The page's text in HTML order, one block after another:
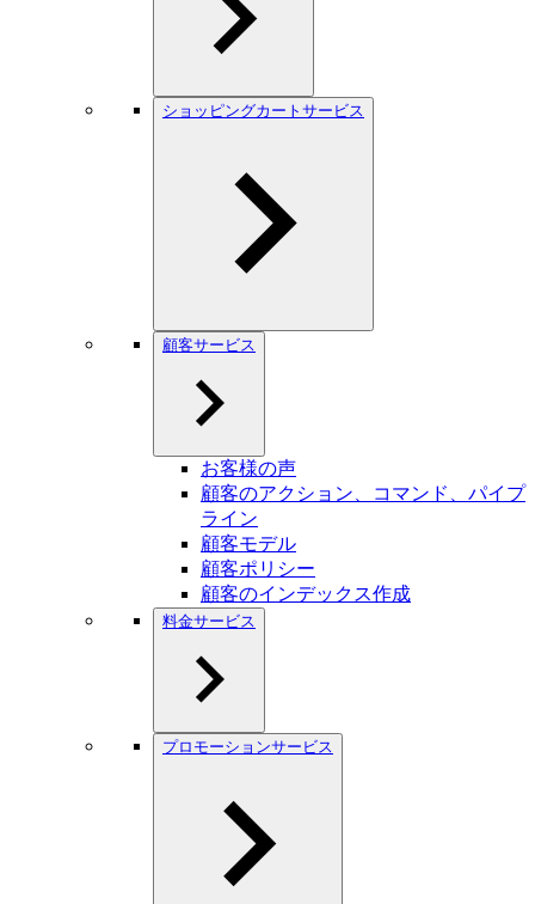
ショッピングカートサービス
顧客サービス
お客様の声
顧客のアクション、コマンド、パイプ
ライン
顧客モデル
顧客ポリシー
顧客のインデックス作成
料金サービス
プロモーションサービス